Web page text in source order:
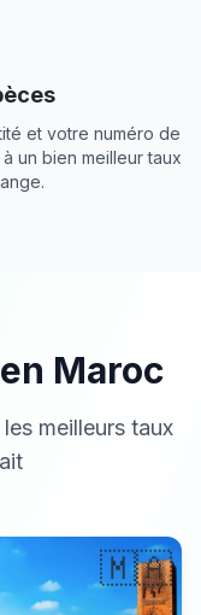
et votre numéro de
un bien meilleur taux
Maroc
meilleurs taux
🇲🇦